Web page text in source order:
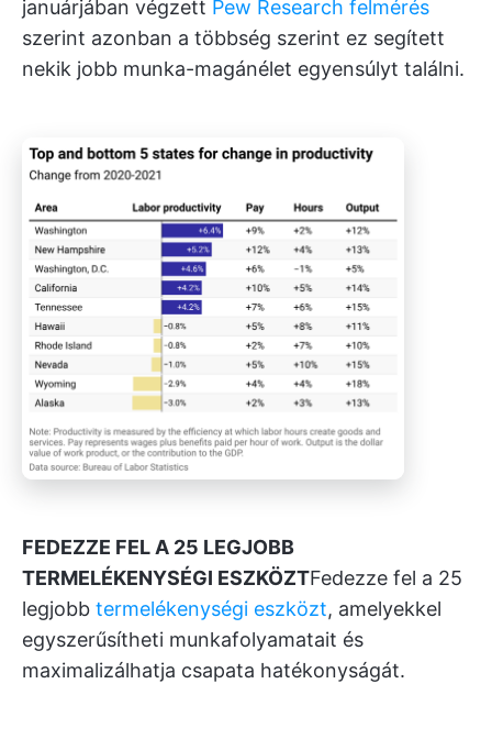
januárjában végzett Pew Research felmérés
szerint azonban a többség szerint ez segített
nekik jobb munka-magánélet egyensúlyt találni.
FEDEZZE FEL A 25 LEGJOBB
TERMELÉKENYSÉGI ESZKÖZTFedezze fel a 25
legjobb termelékenységi eszközt, amelyekkel
egyszerűsítheti munkafolyamatait és
maximalizálhatja csapata hatékonyságát.